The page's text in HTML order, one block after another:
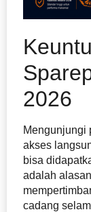
2026
Mengunjungi
akses
bisa
adalah
cadang